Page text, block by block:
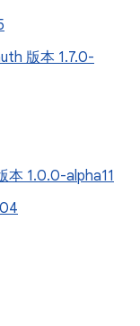
版本 1.7.0-
1.0.0-alpha11